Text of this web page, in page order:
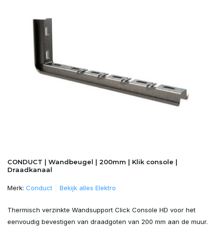
CONDUCT | Wandbeugel | 200mm | Klik console |
Draadkanaal
Merk: Conduct Bekijk alles Elektro
Thermisch verzinkte Wandsupport Click Console HD voor het
eenvoudig bevestigen van draadgoten van 200 mm aan de muur.